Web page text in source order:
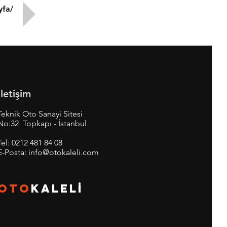
Oto Sanayi Sitesi
Topkapı - İstanbul
0212 481 84 08
Posta: info@otokaleli.com
KALELİ